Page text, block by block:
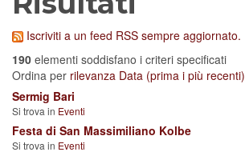
Iscriviti a un feed RSS sempre aggiornato.
190 elementi soddisfano i criteri specificati
Ordina per rilevanza Data (prima i più recenti)
Sermig Bari
Si trova in Eventi
Festa di San Massimiliano Kolbe
Si trova in Eventi